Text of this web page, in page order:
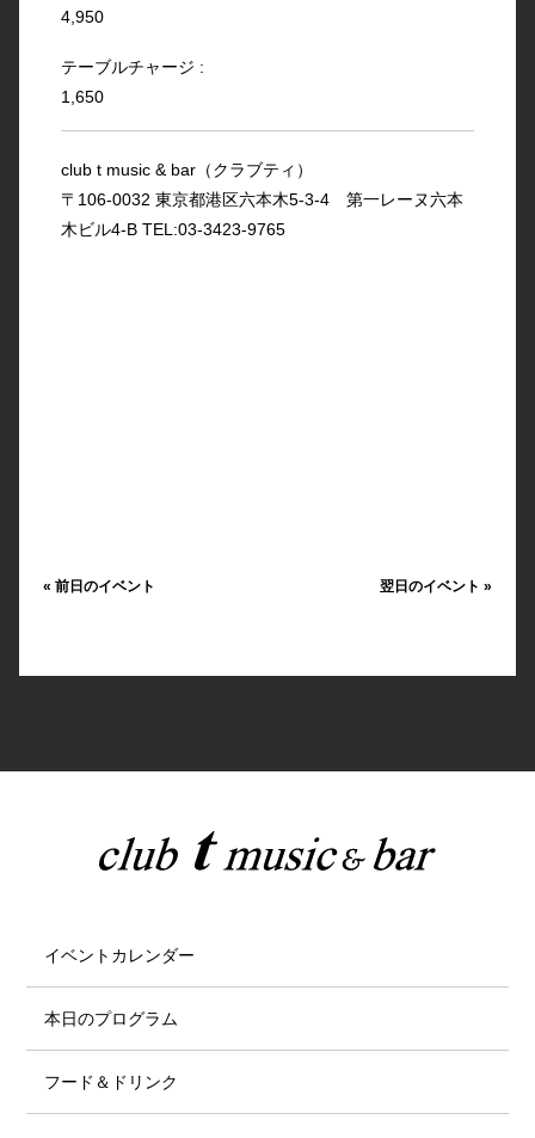
4,950
テーブルチャージ :
1,650
club t music & bar（クラブティ）
〒106-0032 東京都港区六本木5-3-4 第一レーヌ六本
木ビル4-B TEL:03-3423-9765
« 前日のイベント 翌日のイベント»
イベントカレンダー
本日のプログラム
フード＆ドリンク